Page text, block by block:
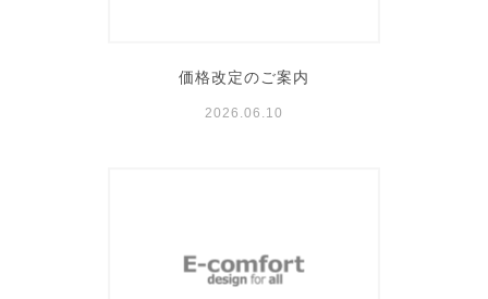
価格改定のご案内
2026.06.10